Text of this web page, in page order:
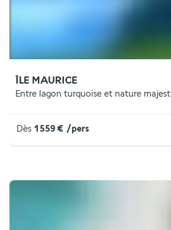
ÎLE MAURICE
Entre lagon turquoise et nature
Dès 1 559 € /pers